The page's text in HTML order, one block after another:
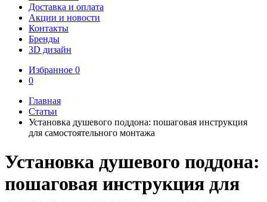
Доставка и оплата
Акции и новости
Контакты
Бренды
3D дизайн
Избранное 0
0
Главная
Статьи
Установка душевого поддона: пошаговая инструкция
для самостоятельного монтажа
Установка душевого поддона:
пошаговая инструкция для